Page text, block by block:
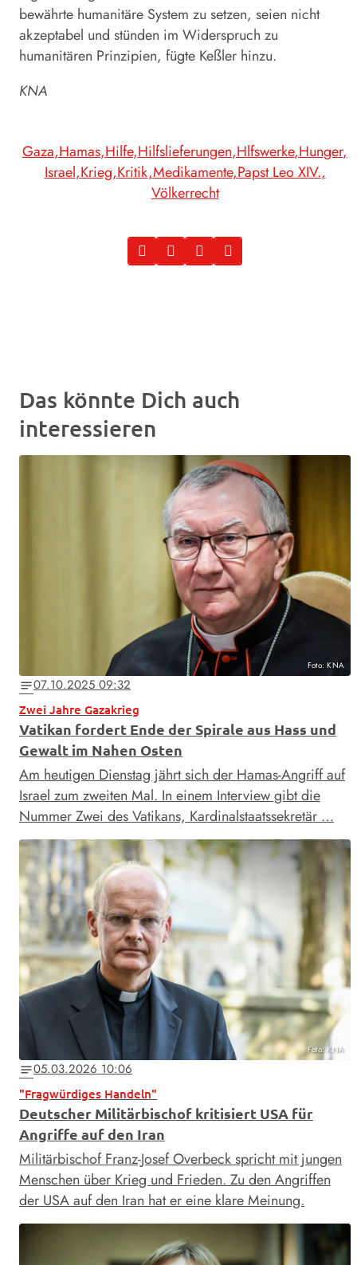
bewährte humanitäre System zu setzen, seien nicht
akzeptabel und stünden im Widerspruch zu
humanitären Prinzipien, fügte Keßler hinzu.
KNA
Gaza Hamas Hilfe Hilfslieferungen Hlfswerke Hunger
Israel Krieg Kritik Medikamente Papst Leo XIV.
Völkerrecht
Das könnte Dich auch
interessieren
Foto: KNA
notes07.10.2025 09:32
Zwei Jahre Gazakrieg
Vatikan fordert Ende der Spirale aus Hass und
Gewalt im Nahen Osten
Am heutigen Dienstag jährt sich der Hamas-Angriff auf
Israel zum zweiten Mal. In einem Interview gibt die
Nummer Zwei des Vatikans, Kardinalstaatssekretär …
Foto: KNA
notes05.03.2026 10:06
"Fragwürdiges Handeln"
Deutscher Militärbischof kritisiert USA für
Angriffe auf den Iran
Militärbischof Franz-Josef Overbeck spricht mit jungen
Menschen über Krieg und Frieden. Zu den Angriffen
der USA auf den Iran hat er eine klare Meinung.